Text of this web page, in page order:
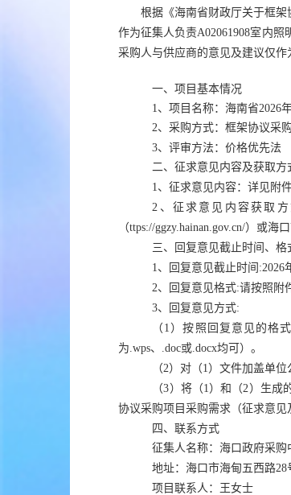
根据《海南省财政厅关于框
作为征集人负责A02061908室内照
采购人与供应商的意见及建议仅作
一、项目基本情况
1、项目名称：海南省2026
2、采购方式：框架协议采购
3、评审方法：价格优先法
二、征求意见内容及获取方
1、征求意见内容：详见附件
2、 征求意见内容获取方
（ttps://ggzy.hainan.gov.cn/） 或海
三、回复意见截止时间、格
1、回复意见截止时间 :2026
2、回复意见格式:请按照附
3、回复意见方式:
（ 1 ）按 照回复意见的格
为.wps、 .doc或.docx均可 ）。
（2） 对 （1）文件加盖单位
（3）将（1）和（2）生成
协议采购项目采购需求（征求意
四、联系方式
征集人名称：海口政府采购
地址：海口市海甸五西路28
项目联系人：王女士